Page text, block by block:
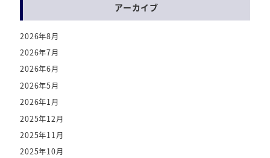
アーカイブ
2026年8月
2026年7月
2026年6月
2026年5月
2026年1月
2025年12月
2025年11月
2025年10月